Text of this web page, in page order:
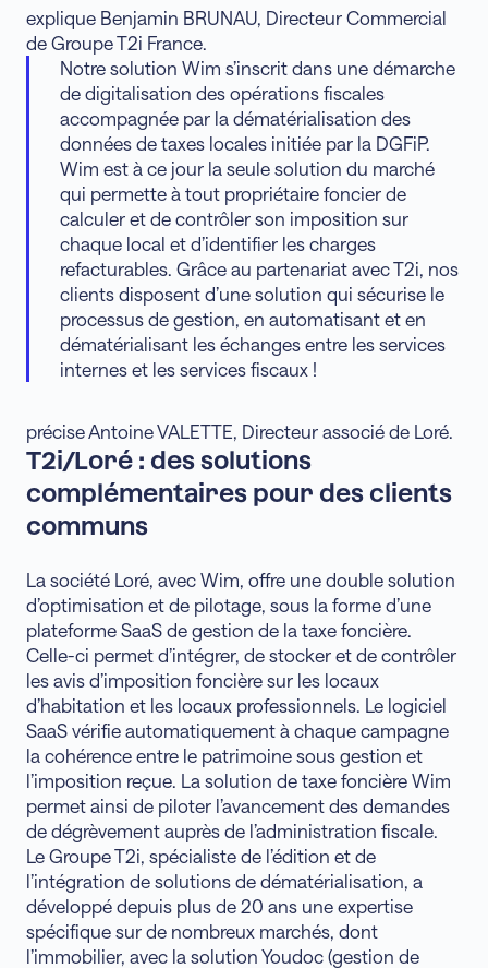
explique Benjamin BRUNAU, Directeur Commercial
de Groupe T2i France.
Notre solution Wim s’inscrit dans une démarche
de digitalisation des opérations fiscales
accompagnée par la dématérialisation des
données de taxes locales initiée par la DGFiP.
Wim est à ce jour la seule solution du marché
qui permette à tout propriétaire foncier de
calculer et de contrôler son imposition sur
chaque local et d’identifier les charges
refacturables. Grâce au partenariat avec T2i, nos
clients disposent d’une solution qui sécurise le
processus de gestion, en automatisant et en
dématérialisant les échanges entre les services
internes et les services fiscaux !
précise Antoine VALETTE, Directeur associé de Loré.
T2i/Loré : des solutions
complémentaires pour des clients
communs
La société Loré, avec Wim, offre une double solution
d’optimisation et de pilotage, sous la forme d’une
plateforme SaaS de gestion de la taxe foncière.
Celle-ci permet d’intégrer, de stocker et de contrôler
les avis d’imposition foncière sur les locaux
d’habitation et les locaux professionnels. Le logiciel
SaaS vérifie automatiquement à chaque campagne
la cohérence entre le patrimoine sous gestion et
l’imposition reçue. La solution de taxe foncière Wim
permet ainsi de piloter l’avancement des demandes
de dégrèvement auprès de l’administration fiscale.
Le Groupe T2i, spécialiste de l’édition et de
l’intégration de solutions de dématérialisation, a
développé depuis plus de 20 ans une expertise
spécifique sur de nombreux marchés, dont
l’immobilier, avec la solution Youdoc (gestion de